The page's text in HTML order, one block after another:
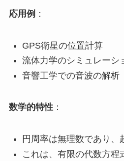
応用例 ：
GPS衛星の位置計算
流体力学のシミュレーシ
音響工学での音波の解析
数学的特性：
円周率は無理数であり、
これは、有限の代数方程